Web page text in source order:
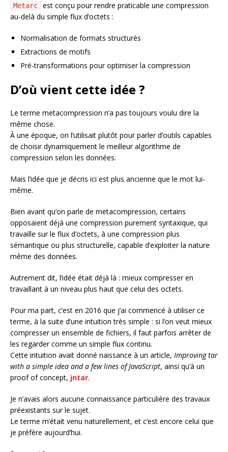
Metarc
est conçu pour rendre praticable une compression
au-delà du simple flux d’octets :
Normalisation de formats structurés
Extractions de motifs
Pré-transformations pour optimiser la compression
D’où vient cette idée ?
Le terme metacompression n’a pas toujours voulu dire la
même chose.
À une époque, on l’utilisait plutôt pour parler d’outils capables
de choisir dynamiquement le meilleur algorithme de
compression selon les données.
Mais l’idée que je décris ici est plus ancienne que le mot lui-
même.
Bien avant qu’on parle de metacompression, certains
opposaient déjà une compression purement syntaxique, qui
travaille sur le flux d’octets, à une compression plus
sémantique ou plus structurelle, capable d’exploiter la nature
même des données.
Autrement dit, l’idée était déjà là : mieux compresser en
travaillant à un niveau plus haut que celui des octets.
Pour ma part, c’est en 2016 que j’ai commencé à utiliser ce
terme, à la suite d’une intuition très simple : si l’on veut mieux
compresser un ensemble de fichiers, il faut parfois arrêter de
les regarder comme un simple flux continu.
Cette intuition avait donné naissance à un article, Improving tar
with a simple idea and a few lines of JavaScript, ainsi qu’à un
proof of concept, jntar.
Je n’avais alors aucune connaissance particulière des travaux
préexistants sur le sujet.
Le terme m’était venu naturellement, et c’est encore celui que
je préfère aujourd’hui.